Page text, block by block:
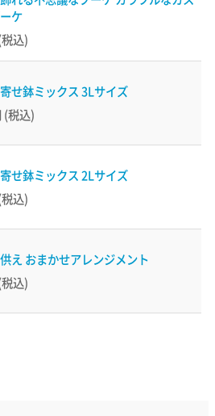
ケ
込)
せ鉢ミックス 3Lサイズ
(税込)
せ鉢ミックス 2Lサイズ
込)
え おまかせアレンジメント
込)